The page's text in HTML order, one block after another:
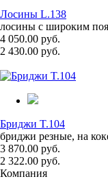
Лосины L.138
лосины с широким
4 050.00 руб.
2 430.00 руб.
Бриджи T.104
бриджи резные, на
3 870.00 руб.
2 322.00 руб.
Компания